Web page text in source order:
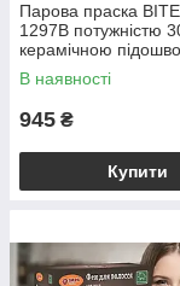
Парова праска
1297B потужністю
керамічною
функцією
відпарювання 300 мл
В наявності
945 ₴
Купити